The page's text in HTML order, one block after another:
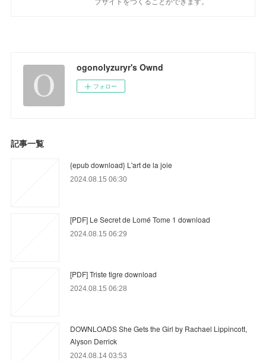
ogonolyzuryr's Ownd
フォロー
記事一覧
{epub download} L'art de la joie
2024.08.15 06:30
[PDF] Le Secret de Lomé Tome 1 download
2024.08.15 06:29
[PDF] Triste tigre download
2024.08.15 06:28
DOWNLOADS She Gets the Girl by Rachael Lippincott,
Alyson Derrick
2024.08.14 03:53